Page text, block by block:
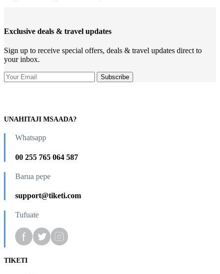
Exclusive deals & travel updates
Sign up to receive special offers, deals & travel updates direct to
your inbox.
UNAHITAJI MSAADA?
Whatsapp
00 255 765 064 587
Barua pepe
support@tiketi.com
Tufuate
TIKETI